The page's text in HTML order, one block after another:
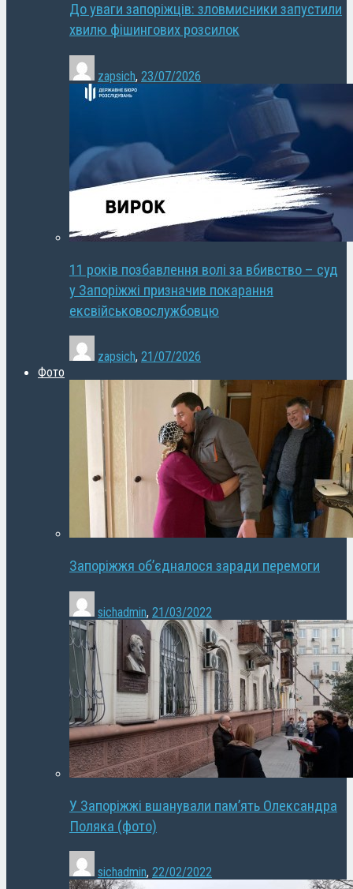
До уваги запоріжців: зловмисники запустили
хвилю фішингових розсилок
zapsich, 23/07/2026
11 років позбавлення волі за вбивство – суд
у Запоріжжі призначив покарання
ексвійськовослужбовцю
zapsich, 21/07/2026
Фото
Запоріжжя об’єдналося заради перемоги
sichadmin, 21/03/2022
У Запоріжжі вшанували пам’ять Олександра
Поляка (фото)
sichadmin, 22/02/2022